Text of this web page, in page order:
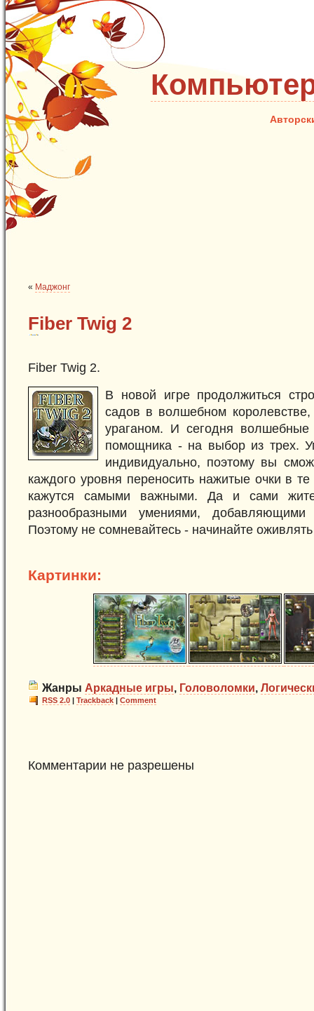
« Маджонг
Fiber Twig 2
Fiber Twig 2.
В новой игре продолжиться
садов в волшебном
ураганом. И сегодня
помощника - на выбор из трех.
индивидуально, поэтому вы
каждого уровня переносить нажитые очки в
кажутся самыми важными. Да и сами
разнообразными умениями, добавляющими
Поэтому не сомневайтесь - начинайте
Картинки:
Жанры Аркадные игры, Головоломки,
RSS 2.0 | Trackback | Comment
Комментарии не разрешены